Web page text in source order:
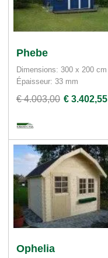
Phebe
Dimensions: 300 x 200 cm
Épaisseur: 33 mm
€ 4.003,00 € 3.402,55
Ophelia